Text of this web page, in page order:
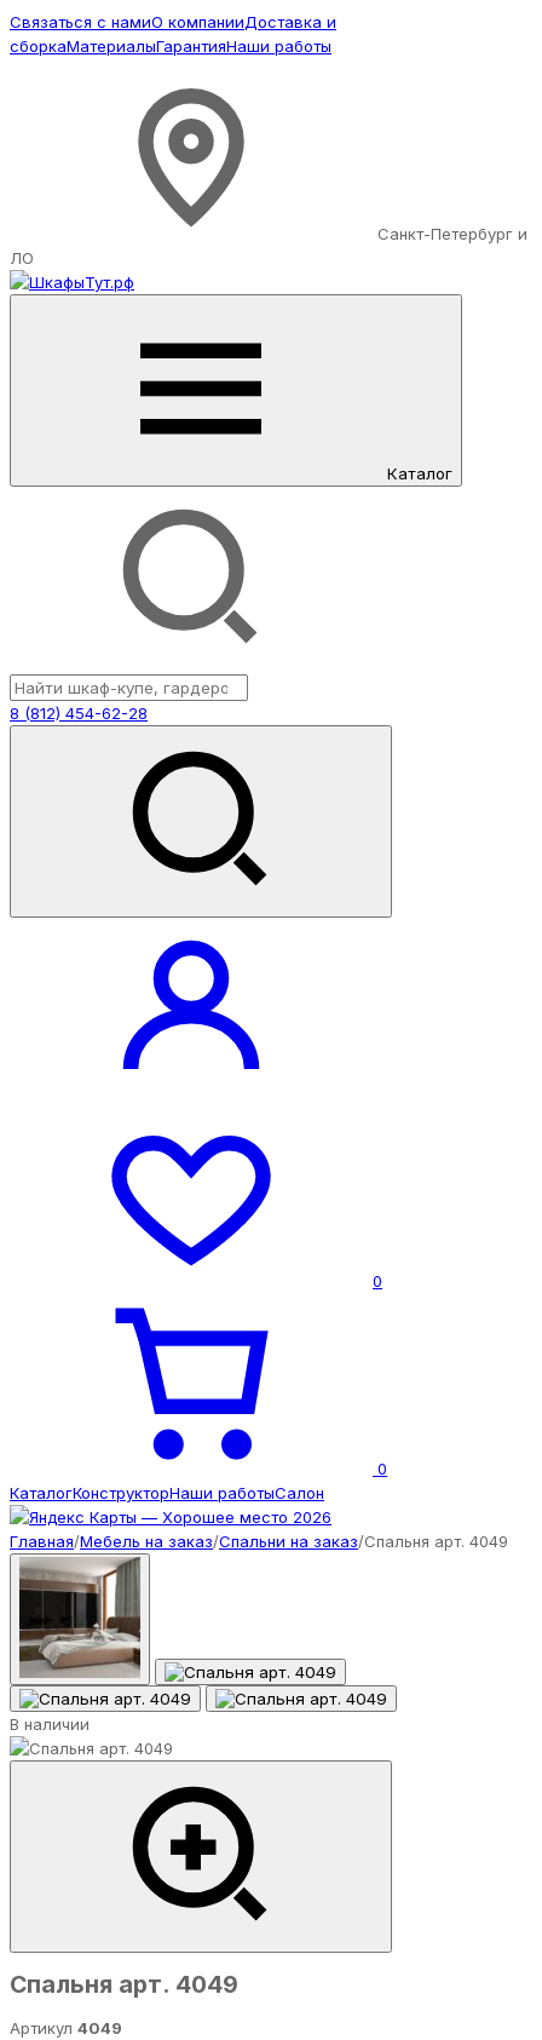
Связаться с намиО компанииДоставка и
сборкаМатериалыГарантияНаши работы
Санкт-Петербург и
ЛО
Каталог
8 (812) 454-62-28
0
0
КаталогКонструкторНаши работыСалон
Главная/Мебель на заказ/Спальни на заказ/Спальня арт. 4049
В наличии
Спальня арт. 4049
Артикул 4049